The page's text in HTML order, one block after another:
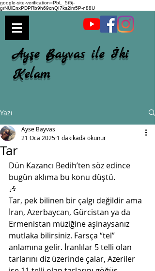
google-site-verification=PbL_5t5j-
grNUlEnxPDPRb9h69cnQI7ks2lm5P-n88U
Ayşe Bayvas ile İki
Kelam
Yazı
Tar
Ayse Bayvas
21 Oca 2025 1 dakikada okunur
Dün Kazancı Bedih’ten söz edince
bugün aklıma bu konu düştü.
🎶
Tar, pek bilinen bir çalgı değildir ama
İran, Azerbaycan, Gürcistan ya da
Ermenistan müziğine aşinaysanız
mutlaka bilirsiniz. Farsça “tel”
anlamına gelir. İranlılar 5 telli olan
tarlarını diz üzerinde çalar, Azeriler